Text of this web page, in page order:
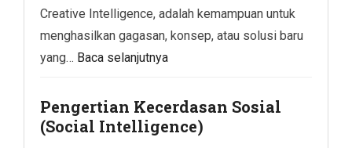
Creative Intelligence, adalah kemampuan untuk
menghasilkan gagasan, konsep, atau solusi baru
yang… Baca selanjutnya
Pengertian Kecerdasan Sosial
(Social Intelligence)